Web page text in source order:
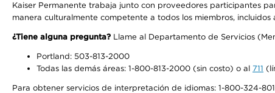
Kaiser Permanente trabaja junto con proveedores participantes
manera culturalmente competente a todos los miembros,
¿Tiene alguna pregunta? Llame al Departamento de Servicios
Portland: 503-813-2000
Todas las demás áreas: 1-800-813-2000 (sin costo) o al 711
Para obtener servicios de interpretación de idiomas: 1-800-324-